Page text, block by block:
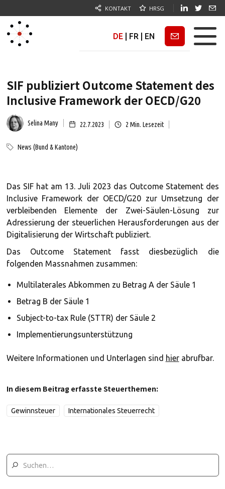
KONTAKT HRSG
DE FR EN Newsletter
SIF publiziert Outcome Statement des
Inclusive Framework der OECD/G20
Selina Many 22.7.2023 2 Min. Lesezeit
News (Bund & Kantone)
Das SIF hat am 13. Juli 2023 das Outcome Statement des
Inclusive Framework der OECD/G20 zur Umsetzung der
verbleibenden Elemente der Zwei-Säulen-Lösung zur
Adressierung der steuerlichen Herausforderungen aus der
Digitalisierung der Wirtschaft publiziert.
Das Outcome Statement fasst diesbezüglich die
folgenden Massnahmen zusammen:
Multilaterales Abkommen zu Betrag A der Säule 1
Betrag B der Säule 1
Subject-to-tax Rule (STTR) der Säule 2
Implementierungsunterstützung
Weitere Informationen und Unterlagen sind hierabrufbar.
In diesem Beitrag erfasste Steuerthemen:
Gewinnsteuer Internationales Steuerrecht